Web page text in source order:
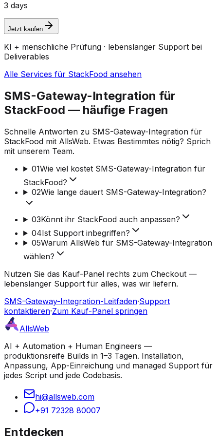
3 days
Jetzt kaufen
KI + menschliche Prüfung · lebenslanger Support bei
Deliverables
Alle Services für StackFood ansehen
SMS-Gateway-Integration für
StackFood — häufige Fragen
Schnelle Antworten zu SMS-Gateway-Integration für
StackFood mit AllsWeb. Etwas Bestimmtes nötig? Sprich
mit unserem Team.
01Wie viel kostet SMS-Gateway-Integration für
StackFood?
02Wie lange dauert SMS-Gateway-Integration?
03Könnt ihr StackFood auch anpassen?
04Ist Support inbegriffen?
05Warum AllsWeb für SMS-Gateway-Integration
wählen?
Nutzen Sie das Kauf-Panel rechts zum Checkout —
lebenslanger Support für alles, was wir liefern.
SMS-Gateway-Integration-Leitfaden·Support
kontaktieren·Zum Kauf-Panel springen
AllsWeb
AI + Automation + Human Engineers —
produktionsreife Builds in 1–3 Tagen. Installation,
Anpassung, App-Einreichung und managed Support für
jedes Script und jede Codebasis.
hi@allsweb.com
+91 72328 80007
Entdecken